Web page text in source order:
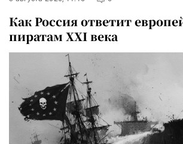
Как Россия ответит
пиратам XXI века